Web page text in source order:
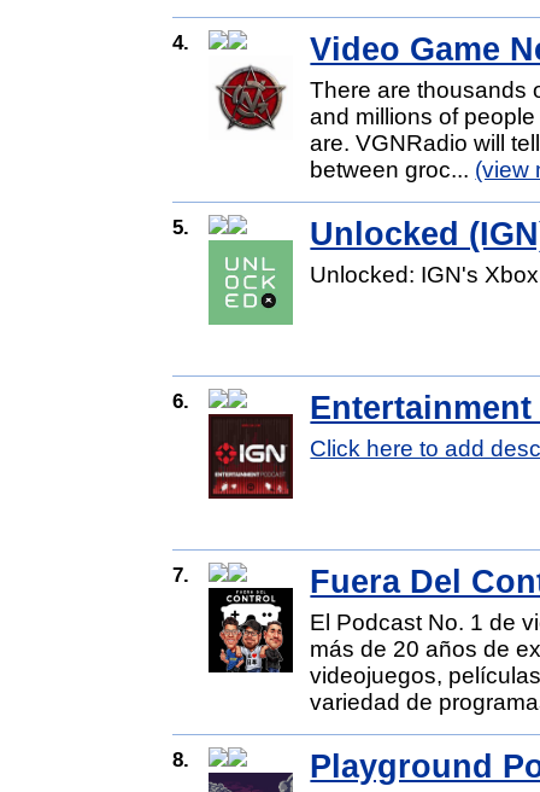
4. Video Game
There are thousands
and millions of
are. VGNRadio will
between groc... (view
5. Unlocked
Unlocked: IGN's
6.
Click here to add
7. Fuera Del
El Podcast No. 1 de
más de 20 años de
videojuegos,
variedad de
8. Playground